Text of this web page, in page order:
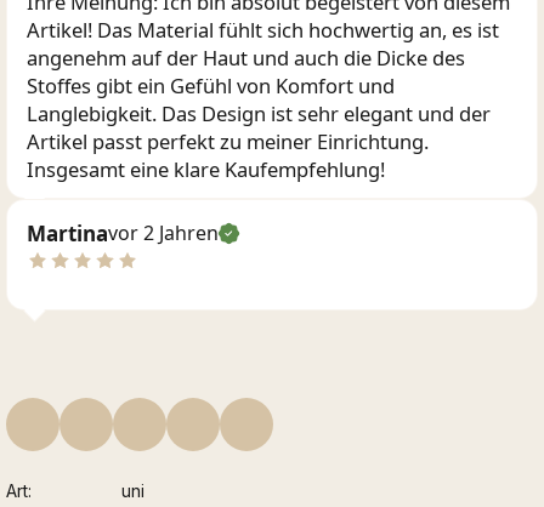
Artikel! Das Material fühlt sich hochwertig an, es ist
angenehm auf der Haut und auch die Dicke des
Stoffes gibt ein Gefühl von Komfort und
Langlebigkeit. Das Design ist sehr elegant und der
Artikel passt perfekt zu meiner Einrichtung.
Insgesamt eine klare Kaufempfehlung!
Martinavor 2 Jahren
Art uni